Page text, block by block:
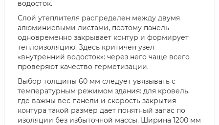
водосток.
Слой утеплителя распределен между двумя
алюминиевыми листами, поэтому панель
одновременно закрывает контур и формирует
теплоизоляцию. Здесь критичен узел
«внутренний водосток»: через него чаще всего
проверяют качество герметизации.
Выбор толщины 60 мм следует увязывать с
температурным режимом здания: для кровель,
где важны вес панели и скорость закрытия
контура такой размер дает понятный запас по
изоляции без избыточной массы. Ширина 1200 мм